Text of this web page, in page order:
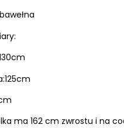
ma 162 cm zwrostu i na